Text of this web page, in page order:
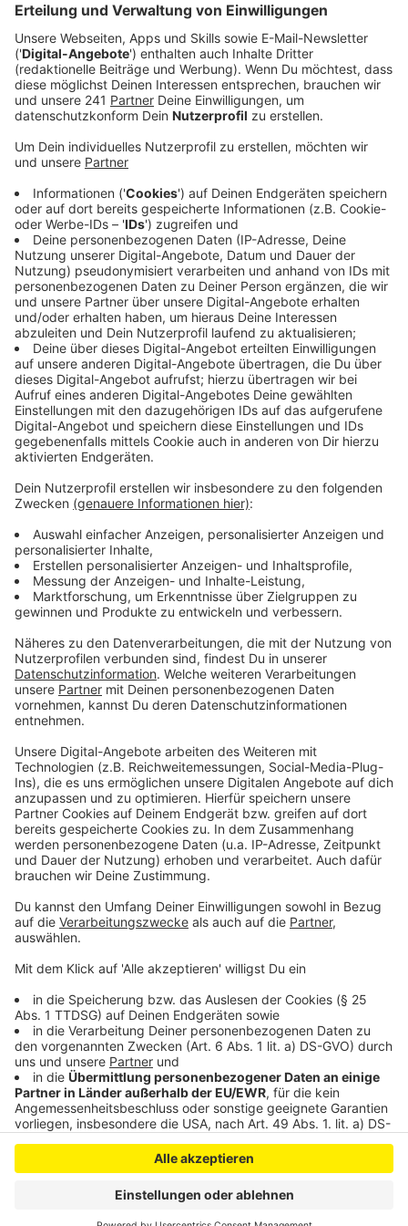
Anzeige
Beamtinnen und Beamten durchsuchten insgesamt
Transportfirmen.
Veröffentlicht:Donnerstag, 16.04.2026 15:40
Schwerpunkt war hier der Kölner Raum, es gab auch
auch Durchsuchungen in fünf anderen Bundesländern.
Auch in Troisdorf wurde ein Objekt durchsucht; hier
gab es aber keinen Beschuldigten. Es ging nur um
Beweismaterial, sagt die Staatsanwaltschaft. Sechs
Männer wurden heute mit Haftbefehl festgenommen.
Spezialeinheiten stellen außerdem geladene
Handfeuerwaffen, eine schussbereite Kriegswaffe,
Messer, E-Schocker, Schlagringe und Macheten sicher,
außerdem 600.000 Euro in bar, Luxusuhren und
Goldmünzen. Insgesamt sind fast 40 Logistiker
verdächtig, ihre Arbeitnehmer nicht angemeldet und
ihnen die Löhne schwarz gezahlt zu haben. Der
geschätzte Schaden: 34 Millionen Euro.
Anzeige
Dem Zugriff heute waren umfangreiche verdeckte
Ermittlungen vorausgegangen, sagt der Zoll. Um
Beweismittel zu sichern, waren außer der
Finanzkontrolle Schwarzarbeit, auch IT-Forensik-
Teams des Zolls, Vermögensabschöpfer und Experten
für Kryptowährungen im Einsatz. Sie alle sollten
helfen, heute Vermögen von mehr als 30 Millionen Euro
einzufrieren.
Anzeige
©HZA Köln
Anzeige
Anzeige